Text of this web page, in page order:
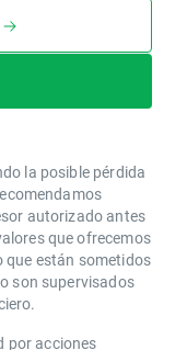
la posible pérdida
autorizado antes
que ofrecemos
que están sometidos
son supervisados
por acciones